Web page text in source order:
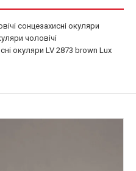
сонцезахисні окуляри
чоловічі
окуляри LV 2873 brown Lux